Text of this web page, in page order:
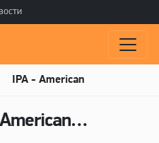
IPA - American